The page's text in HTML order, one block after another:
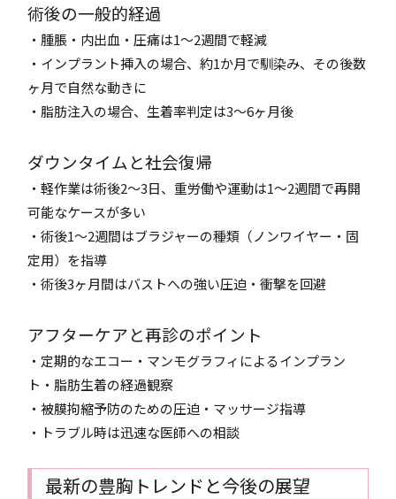
術後の一般的経過
・腫脹・内出血・圧痛は1〜2週間で軽減
・インプラント挿入の場合、約1か月で馴染み、その後数
ヶ月で自然な動きに
・脂肪注入の場合、生着率判定は3〜6ヶ月後
ダウンタイムと社会復帰
・軽作業は術後2〜3日、重労働や運動は1〜2週間で再開
可能なケースが多い
・術後1〜2週間はブラジャーの種類（ノンワイヤー・固
定用）を指導
・術後3ヶ月間はバストへの強い圧迫・衝撃を回避
アフターケアと再診のポイント
・定期的なエコー・マンモグラフィによるインプラン
ト・脂肪生着の経過観察
・被膜拘縮予防のための圧迫・マッサージ指導
・トラブル時は迅速な医師への相談
最新の豊胸トレンドと今後の展望